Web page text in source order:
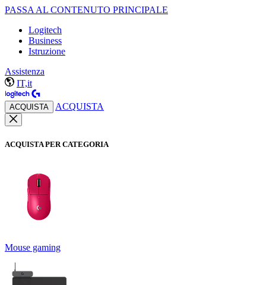
PASSA AL CONTENUTO PRINCIPALE
Logitech
Business
Istruzione
Assistenza
IT,it
ACQUISTA ACQUISTA
ACQUISTA PER CATEGORIA
Mouse gaming